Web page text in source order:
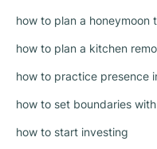
how to plan a honeymoon
how to plan a kitchen
how to practice presence
how to set boundaries
how to start investing